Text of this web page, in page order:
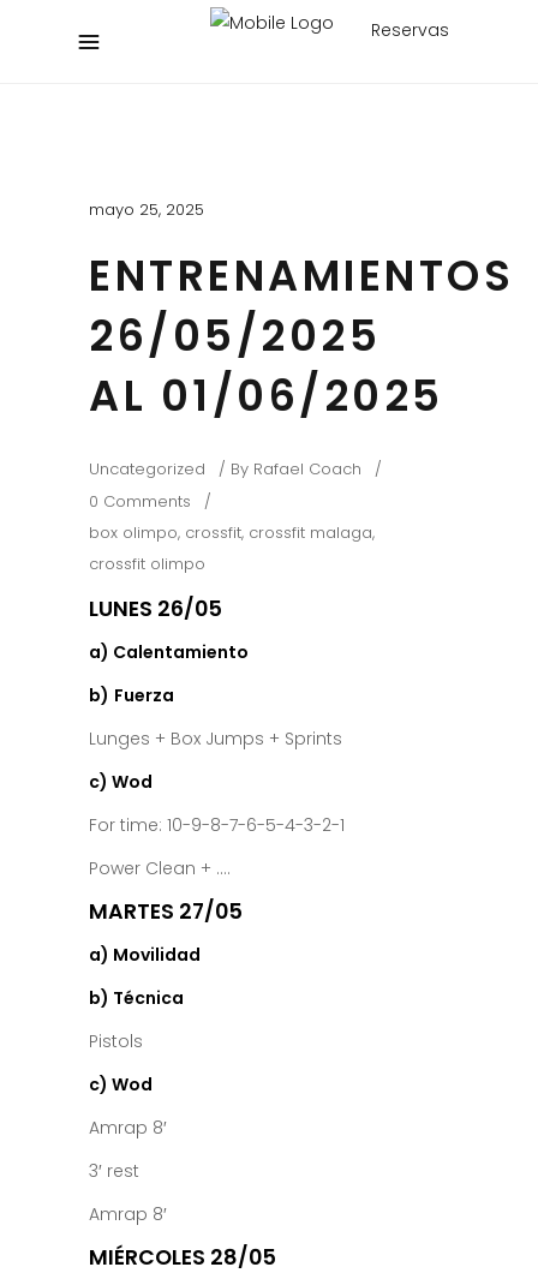
Reservas
mayo 25, 2025
ENTRENAMIENTOS
26/05/2025
AL 01/06/2025
Uncategorized By Rafael Coach
0 Comments
box olimpo, crossfit, crossfit malaga,
crossfit olimpo
LUNES 26/05
a) Calentamiento
b) Fuerza
Lunges + Box Jumps + Sprints
c) Wod
For time: 10-9-8-7-6-5-4-3-2-1
Power Clean + ….
MARTES 27/05
a) Movilidad
b) Técnica
Pistols
c) Wod
Amrap 8′
3′ rest
Amrap 8′
MIÉRCOLES 28/05